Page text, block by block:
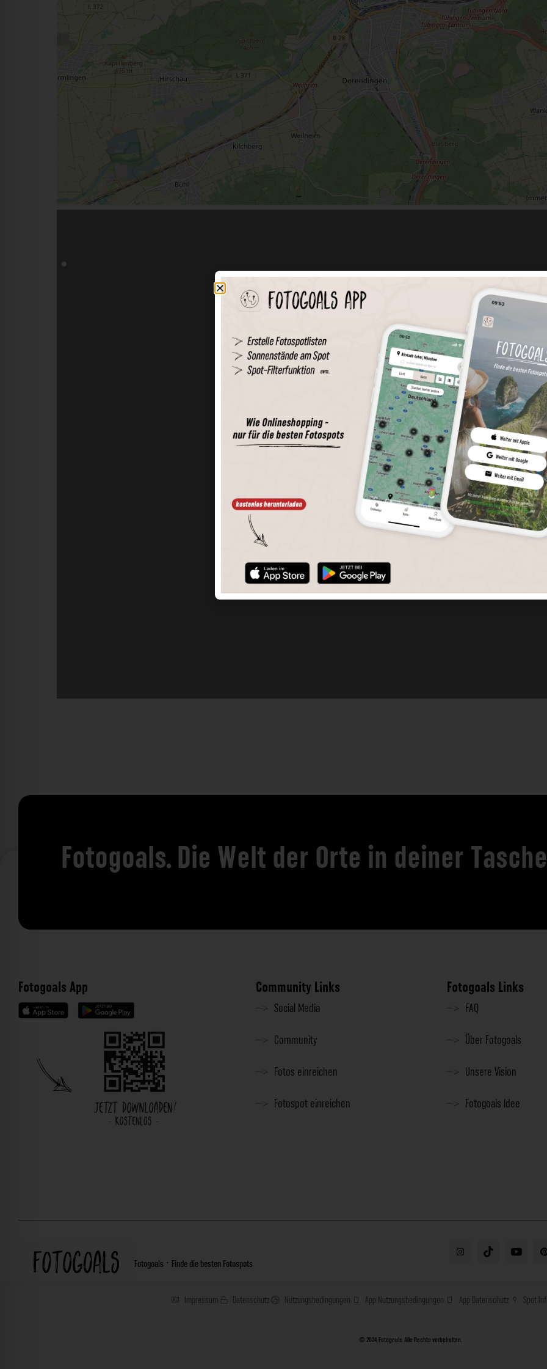
Wird geladen …
Fotogoals. Die Welt der Orte in deiner Tasche
Fotogoals App Community Links
Social Media
Community
Fotos einreichen
Fotospot einreichen
Fotogoals Links
FAQ
Über Fotogoals
Unsere Vision
Fotogoals Idee
Fotogoals · Finde die besten Fotospots
Impressum Datenschutz Nutzungsbedingungen App Nutzungsbedingungen App Datenschutz Spot
© 2024 Fotogoals. Alle Rechte vorbehalten.